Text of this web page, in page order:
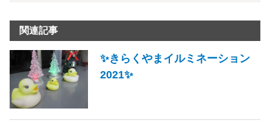
関連記事
✨きらくやまイルミネーション
2021✨